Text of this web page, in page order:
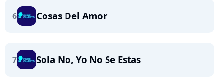
6 Cosas Del Amor
7 Sola No, Yo No Se Estas